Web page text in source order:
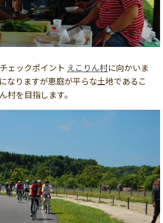
ェックポイント えこりん村に向かいま
なりますが恵庭が平らな土地であるこ
村を目指します。